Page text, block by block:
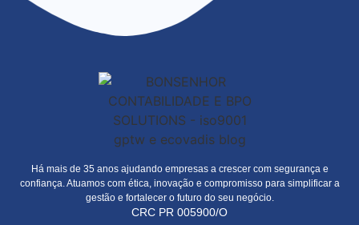
Há mais de 35 anos ajudando empresas a crescer com segurança e
confiança. Atuamos com ética, inovação e compromisso para simplificar a
gestão e fortalecer o futuro do seu negócio.
CRC PR 005900/O